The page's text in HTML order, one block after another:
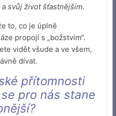
svůj život šťastnějším.
to, co je úplně
propojí s „božstvím“.
vidět všude a ve všem,
dívat.
přítomnosti
pro nás stane